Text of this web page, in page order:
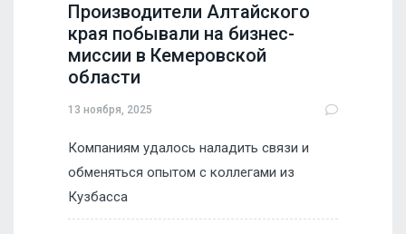
Производители Алтайского
края побывали на бизнес-
миссии в Кемеровской
области
13 ноября, 2025
Компаниям удалось наладить связи и
обменяться опытом с коллегами из
Кузбасса